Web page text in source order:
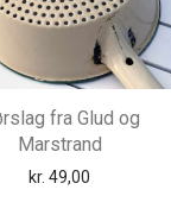
fra Glud og
Marstrand
kr. 49,00